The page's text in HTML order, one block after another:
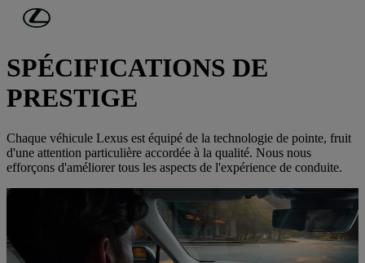
Passer au contenu principal
DÉCOUVREZ LEXUS
SPÉCIFICATIONS DE
PRESTIGE
Chaque véhicule Lexus est équipé de la technologie de pointe, fruit
d'une attention particulière accordée à la qualité. Nous nous
efforçons d'améliorer tous les aspects de l'expérience de conduite.